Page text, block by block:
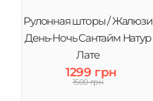
Рулонная шторы / Жалюзи
День-Ночь Сантайм Натур
Лате
1299 грн
1500 грн